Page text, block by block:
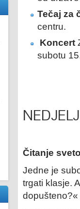
Tečaj za
centru.
Koncert
subotu
Čitanje
Jedne je
trgati klasje.
dopušteno?«